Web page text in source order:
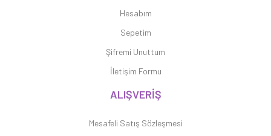
Hesabım
Sepetim
Şifremi Unuttum
İletişim Formu
ALIŞVERİŞ
Mesafeli Satış Sözleşmesi